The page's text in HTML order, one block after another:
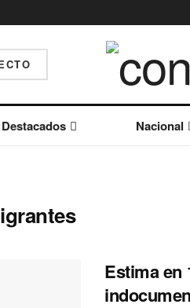
Destacados Nacional
Estima en